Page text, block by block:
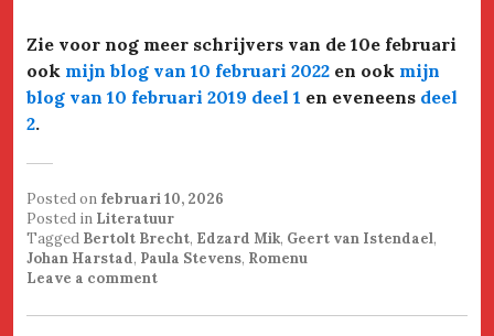
Zie voor nog meer schrijvers van de 10e februari
ook mijn blog van 10 februari 2022 en ook mijn
blog van 10 februari 2019 deel 1 en eveneens deel
2.
Posted on februari 10, 2026
Posted in Literatuur
Tagged Bertolt Brecht, Edzard Mik, Geert van Istendael,
Johan Harstad, Paula Stevens, Romenu
Leave a comment